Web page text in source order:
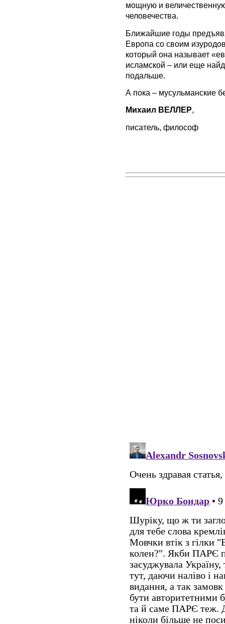
мощную и
человечества.
Ближайшие годы
Европа со своим
который она называет
исламской – или еще
подальше.
А пока – мусульманские
Михаил ВЕЛЛЕР,
писатель, философ